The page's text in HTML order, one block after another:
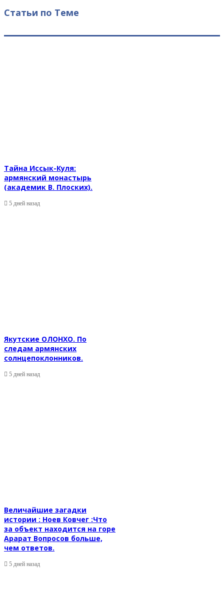
Статьи по Теме
Тайна Иссык-Куля:
армянский монастырь
(академик В. Плоских).
5 дней назад
Якутские ОЛОНХО. По
следам армянских
солнцепоклонников.
5 дней назад
Величайшие загадки
истории : Ноев Ковчег :Что
за объект находится на горе
Арарат Вопросов больше,
чем ответов.
5 дней назад